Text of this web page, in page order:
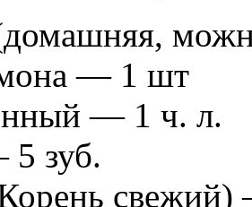
— 1 шт
— 1 ч. л.
зуб.
свежий)